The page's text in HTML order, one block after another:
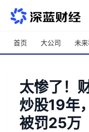
跳转到主内容
首页 大公司 未
太惨了！
炒股19年
被罚25万